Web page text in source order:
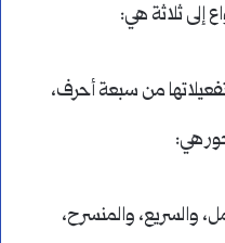
إلى ثلاثة هي:
من سبعة أحرف،
هي:
والسريع، والمنسرح،